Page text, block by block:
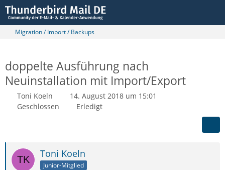
Migration / Import / Backups
doppelte Ausführung nach
Neuinstallation mit Import/Export
Toni Koeln
14. August 2018 um 15:01
Geschlossen
Erledigt
Toni Koeln
Junior-Mitglied